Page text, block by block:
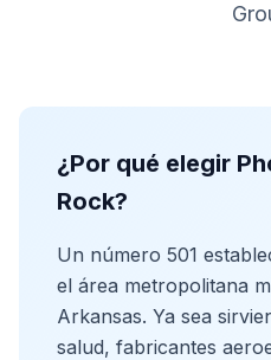
¿Por qué elegir
Rock?
Un número 501
el área metropolitana
Arkansas. Ya sea
salud, fabricantes